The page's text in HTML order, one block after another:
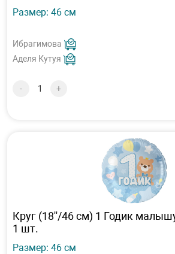
Размер: 46 см
Ибрагимова
Аделя Кутуя
- +
Круг (18''/46 см) 1 Годик
1 шт.
Размер: 46 см